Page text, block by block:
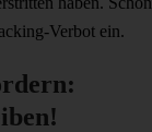
Verbot ein.